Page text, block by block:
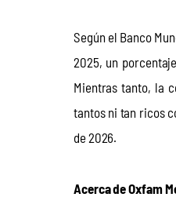
Según el Banco
2025, un
Mientras tanto, la
tantos ni tan ricos
de 2026.
Acerca de Oxfam